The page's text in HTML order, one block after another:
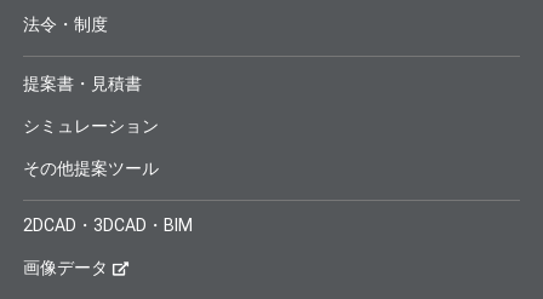
法令・制度
提案書・見積書
シミュレーション
その他提案ツール
2DCAD・3DCAD・BIM
画像データ